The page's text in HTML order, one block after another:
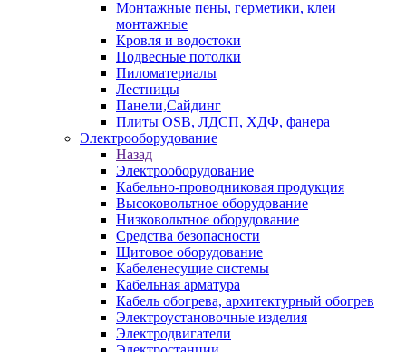
Монтажные пены, герметики, клеи
монтажные
Кровля и водостоки
Подвесные потолки
Пиломатериалы
Лестницы
Панели,Сайдинг
Плиты OSB, ЛДСП, ХДФ, фанера
Электрооборудование
Назад
Электрооборудование
Кабельно-проводниковая продукция
Высоковольтное оборудование
Низковольтное оборудование
Средства безопасности
Щитовое оборудование
Кабеленесущие системы
Кабельная арматура
Кабель обогрева, архитектурный обогрев
Электроустановочные изделия
Электродвигатели